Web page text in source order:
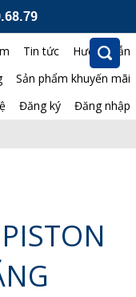
Tin tức
Hướng dẫn
Sản phẩm khuyến mãi
Đăng ký Đăng nhập